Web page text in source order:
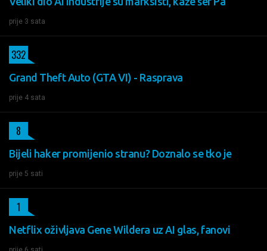
prije 3 sata
Grand Theft Auto (GTA VI) - Rasprava
prije 4 sata
332
Bijeli haker promijenio stranu? Doznalo se tko je
prije 5 sati
8
Netflix oživljava Gene Wildera uz AI glas, fanovi
1